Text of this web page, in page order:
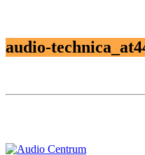
audio-